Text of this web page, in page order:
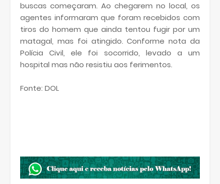
buscas começaram. Ao chegarem no local, os
agentes informaram que foram recebidos com
tiros do homem que ainda tentou fugir por um
matagal, mas foi atingido. Conforme nota da
Polícia Civil, ele foi socorrido, levado a um
hospital mas não resistiu aos ferimentos.
Fonte: DOL